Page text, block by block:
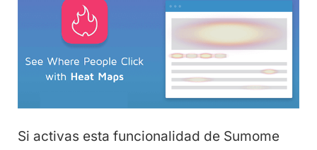
Si activas esta funcionalidad de Sumome